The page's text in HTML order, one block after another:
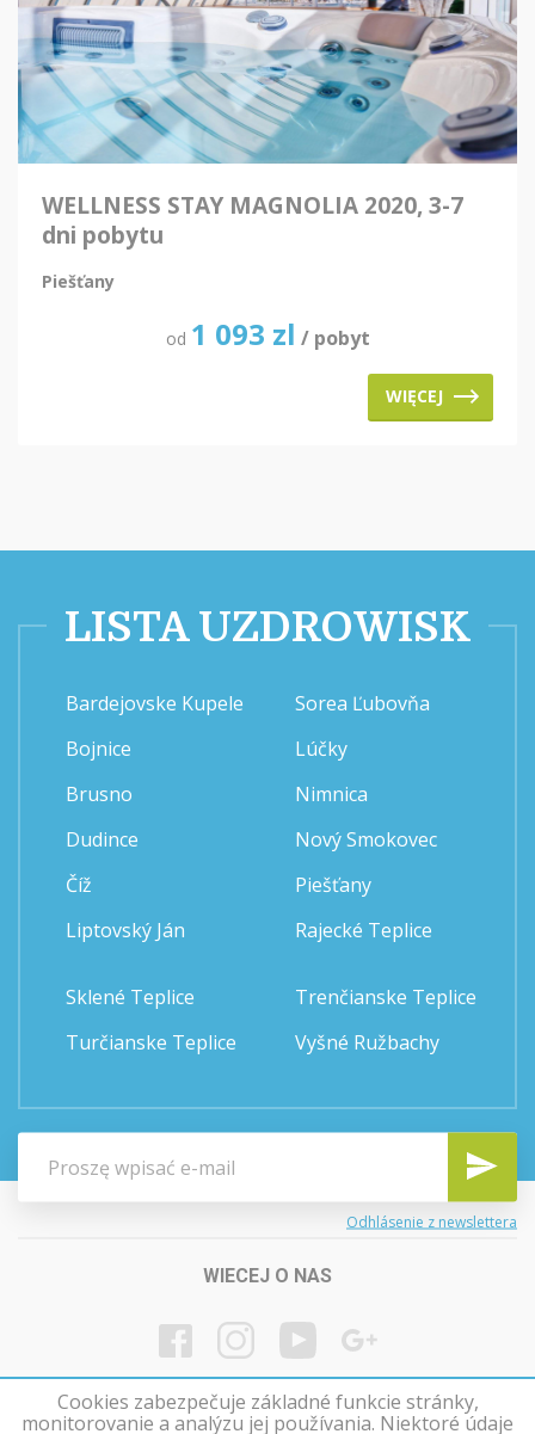
WELLNESS STAY MAGNOLIA 2020, 3-7
dni pobytu
Piešťany
od 1 093 zl / pobyt
WIĘCEJ
LISTA UZDROWISK
Bardejovske Kupele
Bojnice
Brusno
Dudince
Číž
Liptovský Ján
Sorea Ľubovňa
Lúčky
Nimnica
Nový Smokovec
Piešťany
Rajecké Teplice
Sklené Teplice
Turčianske Teplice
Trenčianske Teplice
Vyšné Ružbachy
Odhlásenie z newslettera
WIECEJ O NAS
Cookies zabezpečuje základné funkcie stránky,
monitorovanie a analýzu jej používania. Niektoré údaje